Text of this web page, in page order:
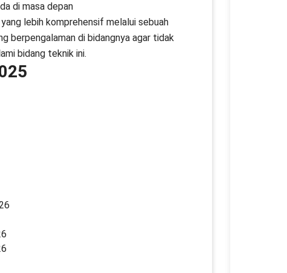
di masa depan
lebih komprehensif melalui sebuah
berpengalaman di bidangnya agar tidak
bidang teknik ini.